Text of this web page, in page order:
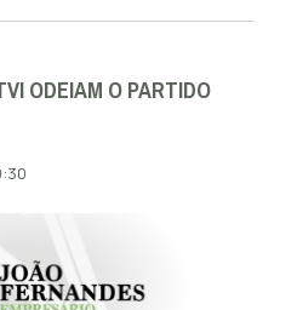
ODEIAM O PARTIDO